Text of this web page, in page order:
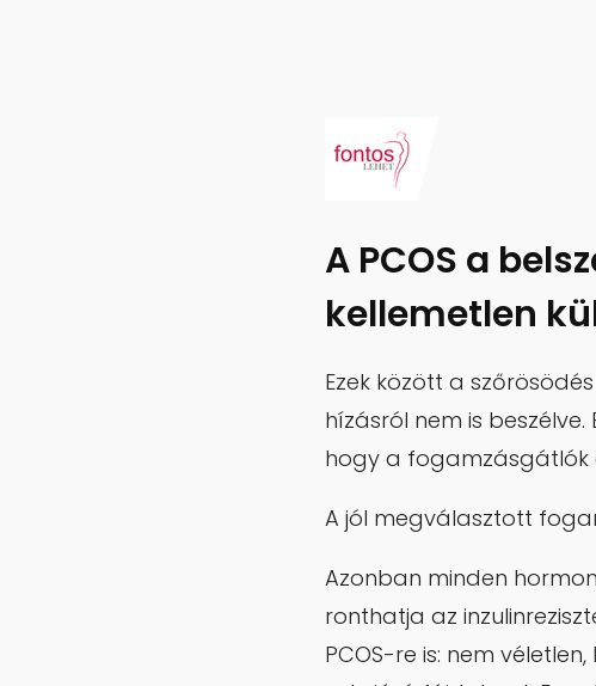
A PCOS a
kellemetlen
Ezek között a
hízásról nem is
hogy a fogamzásgátlók
A jól megválasztott
Azonban minden
ronthatja az
PCOS-re is: nem